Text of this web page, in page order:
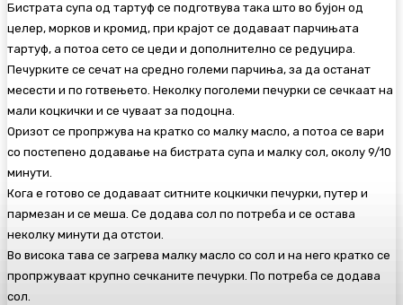
Бистрата супа од тартуф се подготвува така што во бујон од
целер, морков и кромид, при крајот се додаваат парчињата
тартуф, а потоа сето се цеди и дополнително се редуцира.
Печурките се сечат на средно големи парчиња, за да останат
месести и по готвењето. Неколку поголеми печурки се сечкаат на
мали коцкички и се чуваат за подоцна.
Оризот се пропржува на кратко со малку масло, а потоа се вари
со постепено додавање на бистрата супа и малку сол, околу 9/10
минути.
Кога е готово се додаваат ситните коцкички печурки, путер и
пармезан и се меша. Се додава сол по потреба и се остава
неколку минути да отстои.
Во висока тава се загрева малку масло со сол и на него кратко се
пропржуваат крупно сечканите печурки. По потреба се додава
сол.